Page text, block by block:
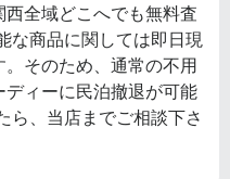
全域どこへでも無料査
な商品に関しては即日現
そのため、通常の不用
ィーに民泊撤退が可能
ら、当店までご相談下さ